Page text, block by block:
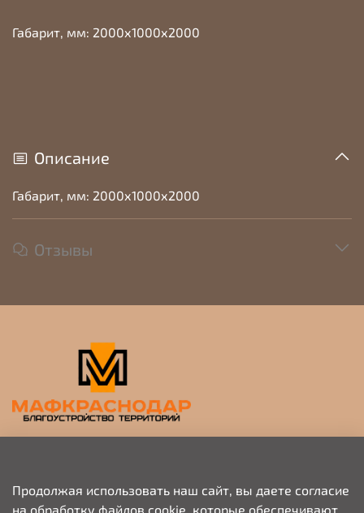
Габарит, мм: 2000х1000х2000
Описание
Габарит, мм: 2000х1000х2000
Отзывы
Продолжая использовать наш сайт, вы даете согласие
на обработку файлов cookie, которые обеспечивают